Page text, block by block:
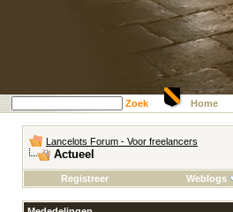
Zoek Home
Lancelots Forum - Voor freelancers
Actueel
Registreer Weblogs